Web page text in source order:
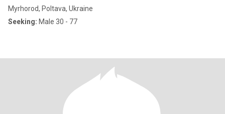
Myrhorod, Poltava, Ukraine
Seeking: Male 30 - 77